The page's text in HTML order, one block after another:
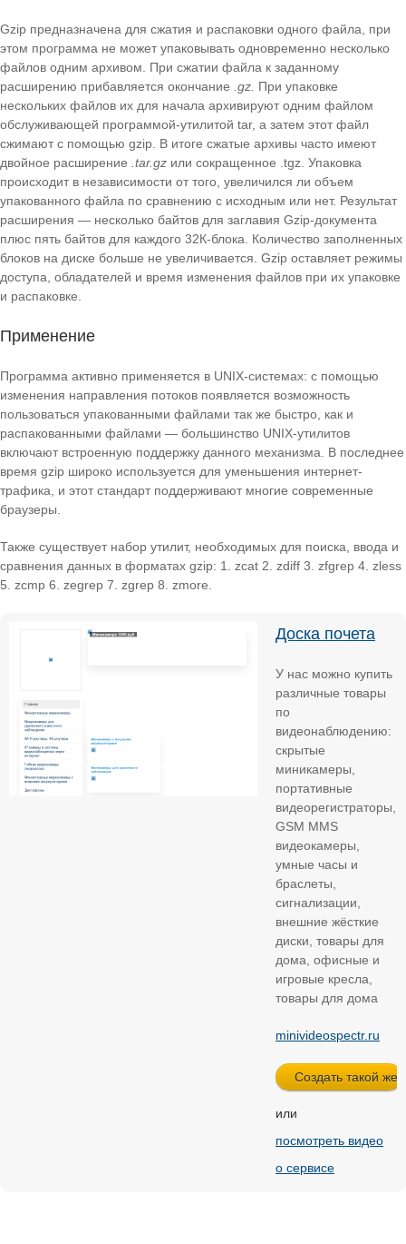
Gzip предназначена для сжатия и распаковки одного файла, при
этом программа не может упаковывать одновременно несколько
файлов одним архивом. При сжатии файла к заданному
расширению прибавляется окончание .gz. При упаковке
нескольких файлов их для начала архивируют одним файлом
обслуживающей программой-утилитой tar, а затем этот файл
сжимают с помощью gzip. В итоге сжатые архивы часто имеют
двойное расширение .tar.gz или сокращенное .tgz. Упаковка
происходит в независимости от того, увеличился ли объем
упакованного файла по сравнению с исходным или нет. Результат
расширения — несколько байтов для заглавия Gzip-документа
плюс пять байтов для каждого 32К-блока. Количество заполненных
блоков на диске больше не увеличивается. Gzip оставляет режимы
доступа, обладателей и время изменения файлов при их упаковке
и распаковке.
Применение
Программа активно применяется в UNIX-системах: с помощью
изменения направления потоков появляется возможность
пользоваться упакованными файлами так же быстро, как и
распакованными файлами — большинство UNIX-утилитов
включают встроенную поддержку данного механизма. В последнее
время gzip широко используется для уменьшения интернет-
трафика, и этот стандарт поддерживают многие современные
браузеры.
Также существует набор утилит, необходимых для поиска, ввода и
сравнения данных в форматах gzip: 1. zcat 2. zdiff 3. zfgrep 4. zless
5. zcmp 6. zegrep 7. zgrep 8. zmore.
Доска почета
У нас можно купить
различные товары
по
видеонаблюдению:
скрытые
миникамеры,
портативные
видеорегистраторы,
GSM MMS
видеокамеры,
умные часы и
браслеты,
сигнализации,
внешние жёсткие
диски, товары для
дома, офисные и
игровые кресла,
товары для дома
minivideospectr.ru
или
посмотреть видео
о сервисе